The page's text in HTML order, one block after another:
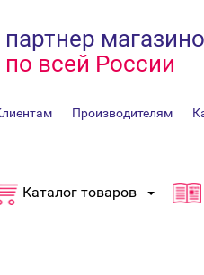
партнер
по всей России
Производителям
Каталог товаров